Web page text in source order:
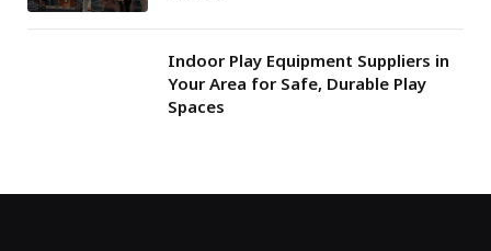
Indoor Play Equipment Suppliers in
Your Area for Safe, Durable Play
Spaces